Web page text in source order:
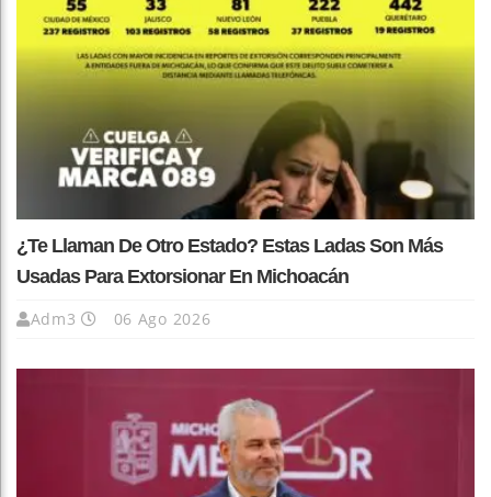
¿Te Llaman De Otro Estado? Estas Ladas Son Más
Usadas Para Extorsionar En Michoacán
Adm3 06 Ago 2026